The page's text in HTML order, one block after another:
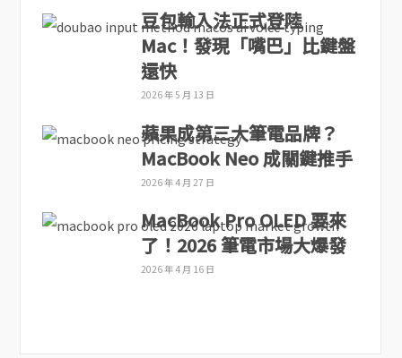
豆包輸入法正式登陸
Mac！發現「嘴巴」比鍵盤
還快
2026 年 5 月 13 日
蘋果成第三大筆電品牌？
MacBook Neo 成關鍵推手
2026 年 4 月 27 日
MacBook Pro OLED 要來
了！2026 筆電市場大爆發
2026 年 4 月 16 日